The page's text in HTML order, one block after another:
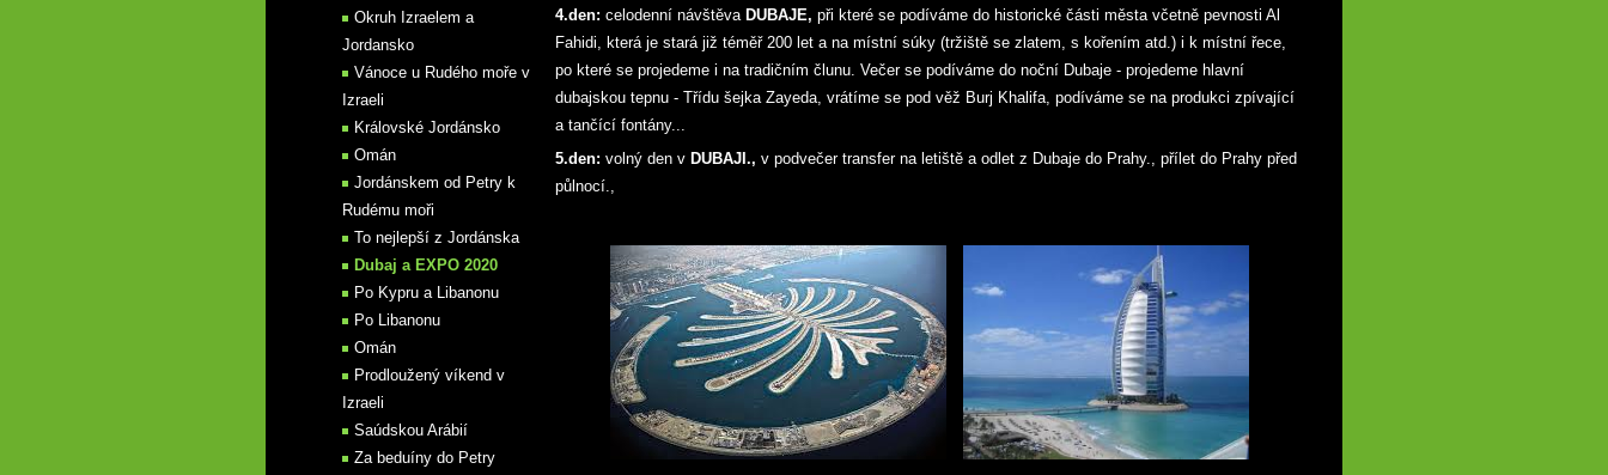
4.den: celodenní návštěva DUBAJE, při které se podíváme do historické části města včetně pevnosti Al
Fahidi, která je stará již téměř 200 let a na místní súky (tržiště se zlatem, s kořením atd.) i k místní řece,
po které se projedeme i na tradičním člunu. Večer se podíváme do noční Dubaje - projedeme hlavní
dubajskou tepnu - Třídu šejka Zayeda, vrátíme se pod věž Burj Khalifa, podíváme se na produkci zpívající
a tančící fontány...
5.den: volný den v DUBAJI., v podvečer transfer na letiště a odlet z Dubaje do Prahy., přílet do Prahy před
půlnocí.,
Okruh Izraelem a
Jordansko
Vánoce u Rudého moře v
Izraeli
Královské Jordánsko
Omán
Jordánskem od Petry k
Rudému moři
To nejlepší z Jordánska
Dubaj a EXPO 2020
Po Kypru a Libanonu
Po Libanonu
Omán
Prodloužený víkend v
Izraeli
Saúdskou Arábií
Za beduíny do Petry